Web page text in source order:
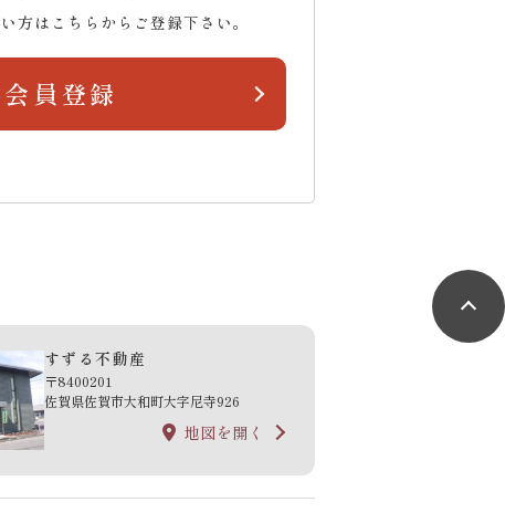
方はこちらからご登録下さい。
員登録
すずる不動産
〒8400201
佐賀県佐賀市大和町大字尼寺926
地図を開く